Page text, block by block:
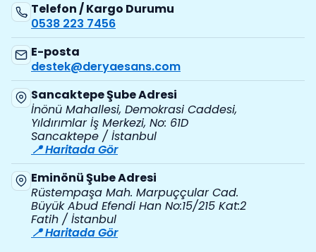
Telefon / Kargo Durumu
0538 223 7456
E-posta
destek@deryaesans.com
Sancaktepe Şube Adresi
İnönü Mahallesi, Demokrasi Caddesi,
Yıldırımlar İş Merkezi, No: 61D
Sancaktepe / İstanbul
📍 Haritada Gör
Eminönü Şube Adresi
Rüstempaşa Mah. Marpuççular Cad.
Büyük Abud Efendi Han No:15/215 Kat:2
Fatih / İstanbul
📍 Haritada Gör